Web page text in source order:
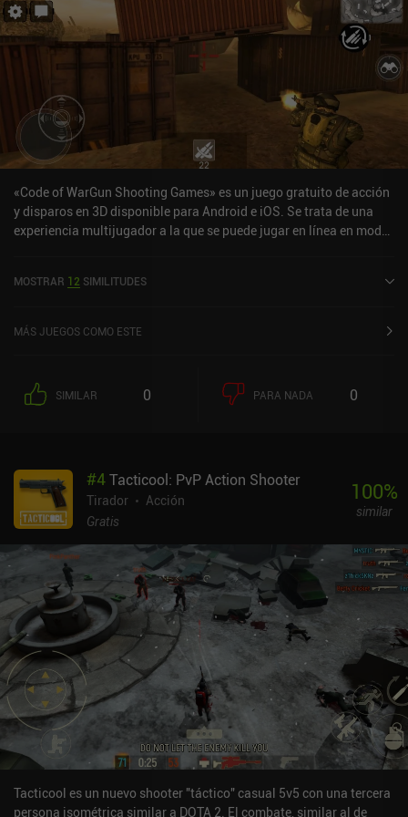
«Code of WarGun Shooting Games» es un juego gratuito de acción
y disparos en 3D disponible para Android e iOS. Se trata de una
experiencia multijugador a la que se puede jugar en línea en modo
lanzó en febrero de 2018 y tiene actualmente una valoración de 4,5
MOSTRAR 12 SIMILITUDES
MÁS JUEGOS COMO ESTE
SIMILAR 0 PARA NADA 0
#4Tacticool: PvP Action Shooter
Tirador
Acción
Gratis
100%
similar
Tacticool es un nuevo shooter "táctico" casual 5v5 con una tercera
persona isométrica similar a DOTA 2. El combate, similar al de